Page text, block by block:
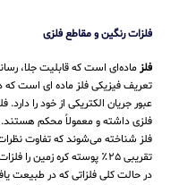
فلزات رنگین و مقاطع فلزی
فلز ماده‌ای است که قابلیت جلا،
عبور جریان الکتریکی از خود را
فلز شناخته می‌شوند که تفاوت نظرات
تقریبی ۲۵٪ پوسته کره زمین را فلزات تشکیل می‌دهند
در حالت کلی فلزاتی که در طبیعت